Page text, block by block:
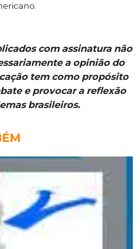
com assinatura não
a opinião do
tem como propósito
e provocar a reflexão
brasileiros.